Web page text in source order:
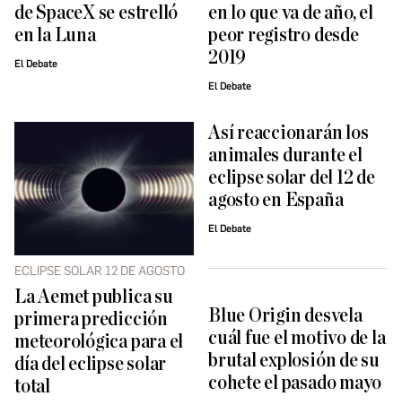
de SpaceX se estrelló
en la Luna
El Debate
en lo que va de año, el
peor registro desde
2019
El Debate
ECLIPSE SOLAR 12 DE AGOSTO
La Aemet publica su
primera predicción
meteorológica para el
día del eclipse solar
total
Así reaccionarán los
animales durante el
eclipse solar del 12 de
agosto en España
El Debate
Blue Origin desvela
cuál fue el motivo de la
brutal explosión de su
cohete el pasado mayo